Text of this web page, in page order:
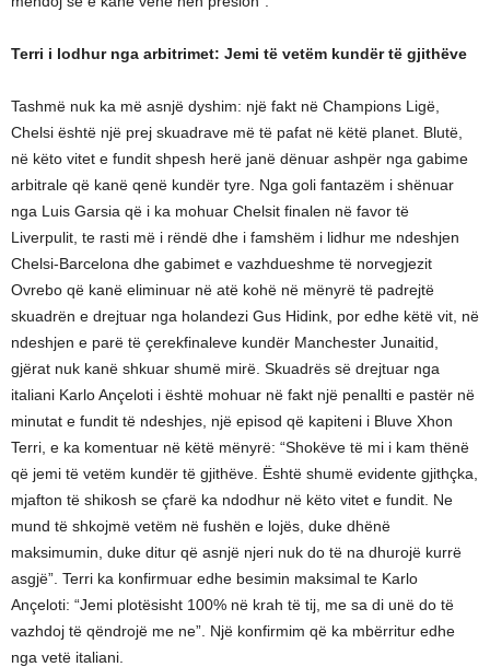
Terri i lodhur nga arbitrimet: Jemi të vetëm kundër të gjithëve
Tashmë nuk ka më asnjë dyshim: një fakt në Champions Ligë,
Chelsi është një prej skuadrave më të pafat në këtë planet. Blutë,
në këto vitet e fundit shpesh herë janë dënuar ashpër nga gabime
arbitrale që kanë qenë kundër tyre. Nga goli fantazëm i shënuar
nga Luis Garsia që i ka mohuar Chelsit finalen në favor të
Liverpulit, te rasti më i rëndë dhe i famshëm i lidhur me ndeshjen
Chelsi-Barcelona dhe gabimet e vazhdueshme të norvegjezit
Ovrebo që kanë eliminuar në atë kohë në mënyrë të padrejtë
skuadrën e drejtuar nga holandezi Gus Hidink, por edhe këtë vit, në
ndeshjen e parë të çerekfinaleve kundër Manchester Junaitid,
gjërat nuk kanë shkuar shumë mirë. Skuadrës së drejtuar nga
italiani Karlo Ançeloti i është mohuar në fakt një penallti e pastër në
minutat e fundit të ndeshjes, një episod që kapiteni i Bluve Xhon
Terri, e ka komentuar në këtë mënyrë: “Shokëve të mi i kam thënë
që jemi të vetëm kundër të gjithëve. Është shumë evidente gjithçka,
mjafton të shikosh se çfarë ka ndodhur në këto vitet e fundit. Ne
mund të shkojmë vetëm në fushën e lojës, duke dhënë
maksimumin, duke ditur që asnjë njeri nuk do të na dhurojë kurrë
asgjë”. Terri ka konfirmuar edhe besimin maksimal te Karlo
Ançeloti: “Jemi plotësisht 100% në krah të tij, me sa di unë do të
vazhdoj të qëndrojë me ne”. Një konfirmim që ka mbërritur edhe
nga vetë italiani.